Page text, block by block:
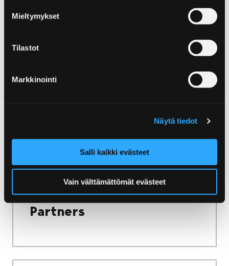
Mieltymykset
Tilastot
Markkinointi
Näytä tiedot
Salli kaikki evästeet
Vain välttämättömät evästeet
Hotell
Ska du stanna en längre tid i Björneborg? Om
det känns lite för vågat att sova under bar
här. Mjuka lakan väntar på dig och dina
Partners
Partners